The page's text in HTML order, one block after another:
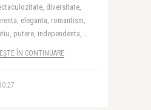
diversitate,
eleganta, romantism,
putere, independenta, ..
ÎN CONTINUARE